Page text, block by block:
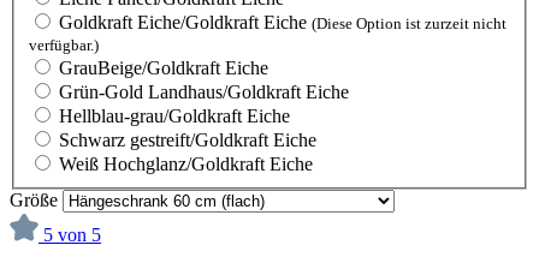
Goldkraft Eiche/Goldkraft Eiche (Diese Option ist zurzeit nicht
verfügbar.)
GrauBeige/Goldkraft Eiche
Grün-Gold Landhaus/Goldkraft Eiche
Hellblau-grau/Goldkraft Eiche
Schwarz gestreift/Goldkraft Eiche
Weiß Hochglanz/Goldkraft Eiche
Größe
5 von 5